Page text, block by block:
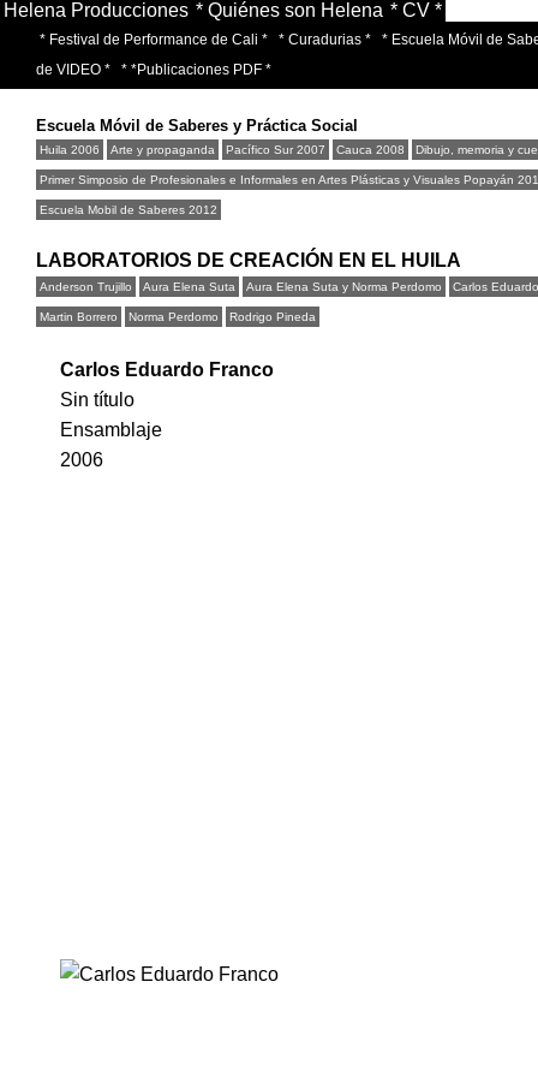
Helena Producciones * Quiénes son Helena * CV *
* Festival de Performance de Cali * * Curadurias *
* Escuela Móvil de
de VIDEO *
* *Publicaciones PDF *
Escuela Móvil de Saberes y Práctica Social
Huila 2006 Arte y propaganda Pacífico Sur 2007 Cauca 2008 Dibujo, memoria y
Primer Simposio de Profesionales e Informales en Artes Plásticas y Visuales Popayán
Escuela Mobil de Saberes 2012
LABORATORIOS DE CREACIÓN EN EL HUILA
Anderson Trujillo Aura Elena Suta Aura Elena Suta y Norma Perdomo Carlos
Martin Borrero Norma Perdomo Rodrigo Pineda
Carlos Eduardo Franco
Sin título
Ensamblaje
2006